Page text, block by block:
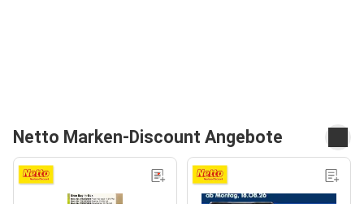
Netto Marken-Discount Angebote